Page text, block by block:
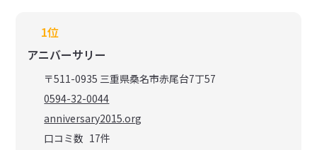
1位
アニバーサリー
〒511-0935 三重県桑名市赤尾台7丁57
0594-32-0044
anniversary2015.org
口コミ数 17件